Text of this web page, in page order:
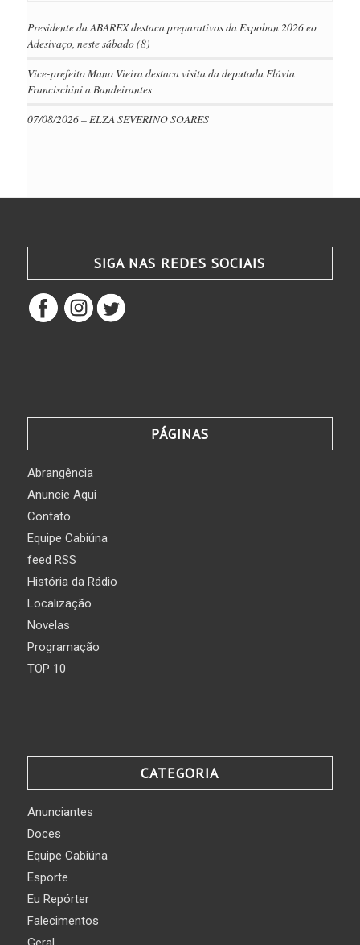
Presidente da ABAREX destaca preparativos da Expoban 2026 eo
Adesivaço, neste sábado (8)
Vice-prefeito Mano Vieira destaca visita da deputada Flávia
Francischini a Bandeirantes
07/08/2026 – ELZA SEVERINO SOARES
SIGA NAS REDES SOCIAIS
PÁGINAS
Abrangência
Anuncie Aqui
Contato
Equipe Cabiúna
feed RSS
História da Rádio
Localização
Novelas
Programação
TOP 10
CATEGORIA
Anunciantes
Doces
Equipe Cabiúna
Esporte
Eu Repórter
Falecimentos